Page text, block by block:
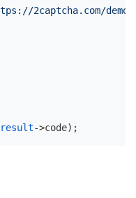
2captcha.com/
->code);